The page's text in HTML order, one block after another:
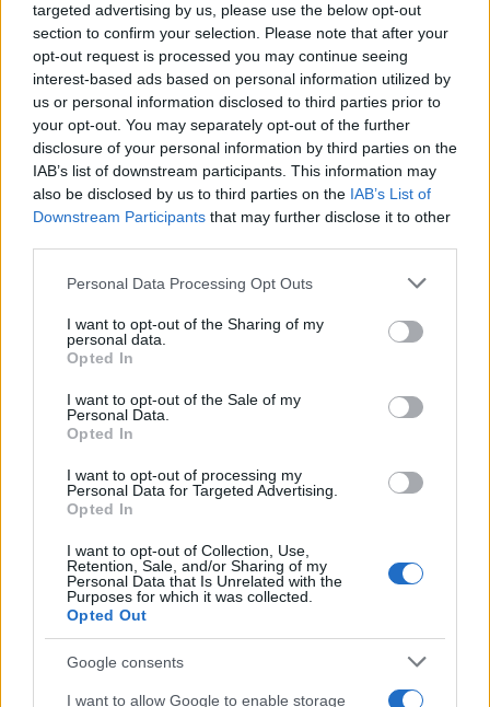
targeted advertising by us, please use the below opt-out
section to confirm your selection. Please note that after your
opt-out request is processed you may continue seeing
interest-based ads based on personal information utilized by
us or personal information disclosed to third parties prior to
your opt-out. You may separately opt-out of the further
disclosure of your personal information by third parties on the
IAB’s list of downstream participants. This information may
also be disclosed by us to third parties on the IAB’s List of
Downstream Participants that may further disclose it to other
Please note that this website/app uses one or more Google
not limited to your visit or usage behaviour. You may click to
grant or deny consent to Google and its third-party tags to
use your data for below specified purposes in below Google
consent section.
Personal Data Processing Opt Outs
I want to opt-out of the Sharing of my
personal data.
Opted In
I want to opt-out of the Sale of my
Personal Data.
Opted In
I want to opt-out of processing my
Personal Data for Targeted Advertising.
Opted In
I want to opt-out of Collection, Use,
Retention, Sale, and/or Sharing of my
Personal Data that Is Unrelated with the
Purposes for which it was collected.
Opted Out
Google consents
I want to allow Google to enable storage
Subvenciones MOVES III 2026 y 2026 para
vehículos e infraestructuras de recarga
Guía breve con destinatarios, trámites y contactos para acceder a las
Camilla Bellini · 9 Abr 2026